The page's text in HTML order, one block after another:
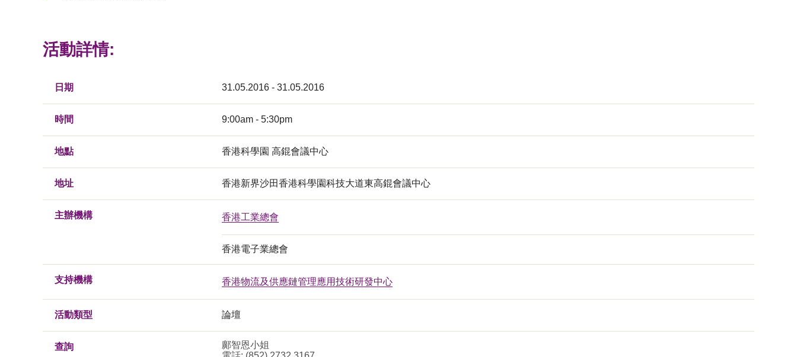
活動詳情:
日期 31.05.2016 - 31.05.2016
時間 9:00am - 5:30pm
地點 香港科學園 高錕會議中心
地址 香港新界沙田香港科學園科技大道東高錕會議中心
主辦機構 香港工業總會
香港電子業總會
支持機構 香港物流及供應鏈管理應用技術研發中心
活動類型 論壇
查詢
鄺智恩小姐